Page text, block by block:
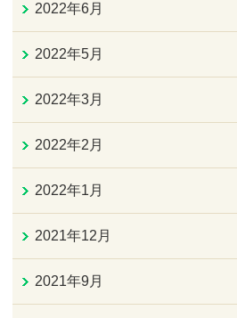
2022年6月
2022年5月
2022年3月
2022年2月
2022年1月
2021年12月
2021年9月